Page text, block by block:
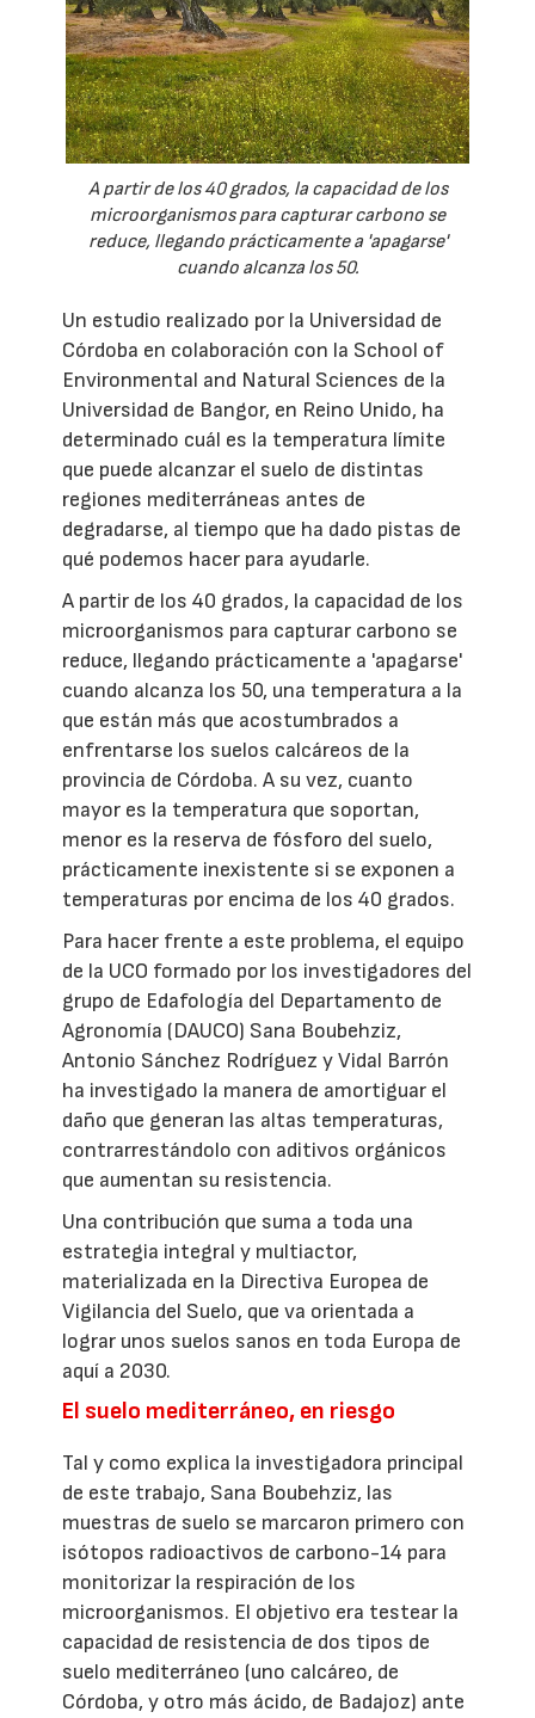
A partir de los 40 grados, la capacidad de los
microorganismos para capturar carbono se
reduce, llegando prácticamente a 'apagarse'
cuando alcanza los 50.
Un estudio realizado por la Universidad de
Córdoba en colaboración con la School of
Environmental and Natural Sciences de la
Universidad de Bangor, en Reino Unido, ha
determinado cuál es la temperatura límite
que puede alcanzar el suelo de distintas
regiones mediterráneas antes de
degradarse, al tiempo que ha dado pistas de
qué podemos hacer para ayudarle.
A partir de los 40 grados, la capacidad de los
microorganismos para capturar carbono se
reduce, llegando prácticamente a 'apagarse'
cuando alcanza los 50, una temperatura a la
que están más que acostumbrados a
enfrentarse los suelos calcáreos de la
provincia de Córdoba. A su vez, cuanto
mayor es la temperatura que soportan,
menor es la reserva de fósforo del suelo,
prácticamente inexistente si se exponen a
temperaturas por encima de los 40 grados.
Para hacer frente a este problema, el equipo
de la UCO formado por los investigadores del
grupo de Edafología del Departamento de
Agronomía (DAUCO) Sana Boubehziz,
Antonio Sánchez Rodríguez y Vidal Barrón
ha investigado la manera de amortiguar el
daño que generan las altas temperaturas,
contrarrestándolo con aditivos orgánicos
que aumentan su resistencia.
Una contribución que suma a toda una
estrategia integral y multiactor,
materializada en la Directiva Europea de
Vigilancia del Suelo, que va orientada a
lograr unos suelos sanos en toda Europa de
aquí a 2030.
El suelo mediterráneo, en riesgo
Tal y como explica la investigadora principal
de este trabajo, Sana Boubehziz, las
muestras de suelo se marcaron primero con
isótopos radioactivos de carbono-14 para
monitorizar la respiración de los
microorganismos. El objetivo era testear la
capacidad de resistencia de dos tipos de
suelo mediterráneo (uno calcáreo, de
Córdoba, y otro más ácido, de Badajoz) ante